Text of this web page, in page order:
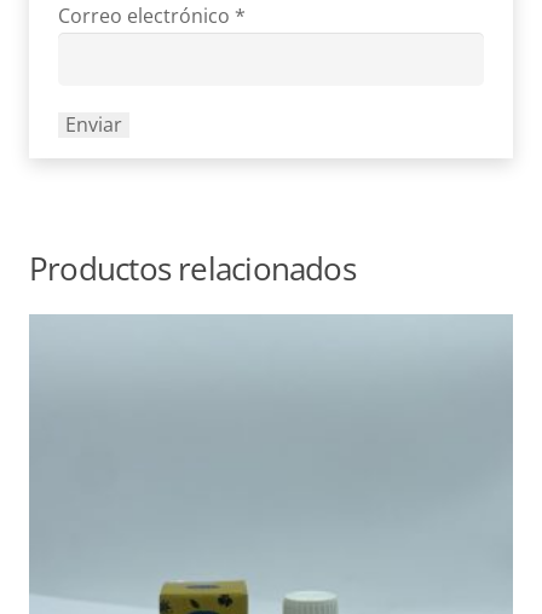
Correo electrónico *
Productos relacionados